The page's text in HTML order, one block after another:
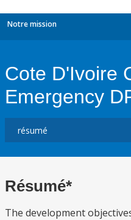
Notre mission
Cote D'Ivoire
Emergency
Résumé*
The development